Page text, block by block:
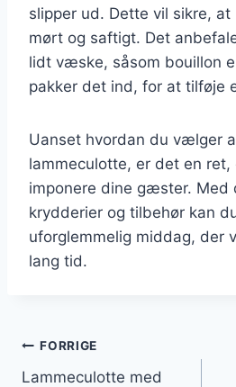
slipper ud. Dette vil sikre,
mørt og saftigt. Det
lidt væske, såsom bouillon
pakker det ind, for at tilføje
Uanset hvordan du vælger
lammeculotte, er det en ret,
imponere dine gæster. Med
krydderier og tilbehør kan
uforglemmelig middag, der
lang tid.
Indlægsnavigation
FORRIGE
Lammeculotte med